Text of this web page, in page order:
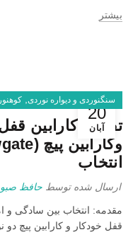
بیشتر
20
آبان
سنگنوردی و دیواره نوردی
انتخاب
ارسال شده توسط حافظ
مقدمه: انتخاب بین سادگی و
قفل‌ خودکار و کارابین پیچ‌